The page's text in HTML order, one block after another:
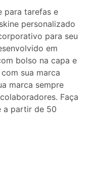
para tarefas e
personalizado
para seu
em
bolso na capa e
sua marca
marca sempre
Faça
a partir de 50